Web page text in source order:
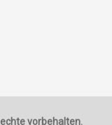
vorbehalten.